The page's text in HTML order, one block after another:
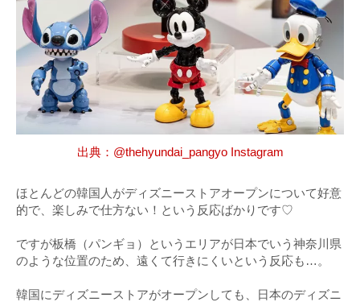
出典：@thehyundai_pangyo Instagram
ほとんどの韓国人がディズニーストアオープンについて好意
的で、楽しみで仕方ない！という反応ばかりです♡
ですが板橋（パンギョ）というエリアが日本でいう神奈川県
のような位置のため、遠くて行きにくいという反応も…。
韓国にディズニーストアがオープンしても、日本のディズニ